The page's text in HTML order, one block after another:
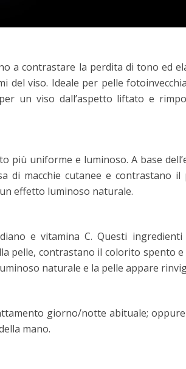
a contrastare la perdita di tono ed
del viso. Ideale per pelle
un viso dall’aspetto liftato e
più uniforme e luminoso. A base
di macchie cutanee e contrastano
effetto luminoso naturale.
e vitamina C. Questi ingredienti
pelle, contrastano il colorito spento
naturale e la pelle appare
giorno/notte abituale;
mano.